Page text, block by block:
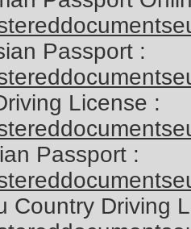
Passport :
License :
Passport :
Country Driving